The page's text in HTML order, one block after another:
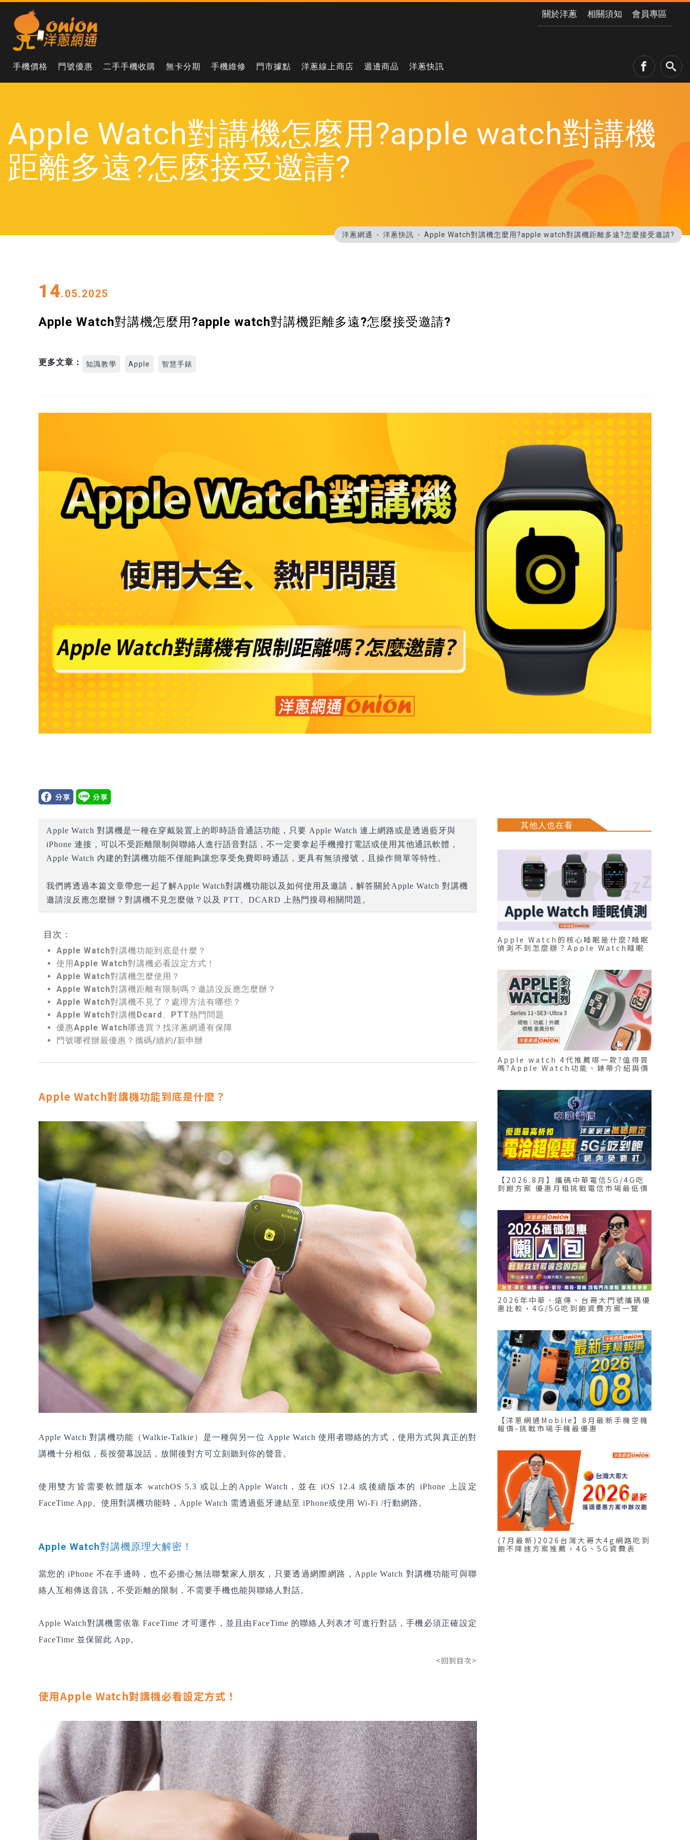
關於洋蔥 相關須知 會員專區
手機價格 門號優惠 二手手機收購 無卡分期 手機維修 門市據點 洋蔥線上商店 週邊商品 洋蔥快訊
Apple Watch對講機怎麼用?apple watch對講機
距離多遠?怎麼接受邀請?
洋蔥網通 洋蔥快訊 Apple Watch對講機怎麼用?apple watch對講機距離多遠?怎麼接受邀請?
14.05.2025
Apple Watch對講機怎麼用?apple watch對講機距離多遠?怎麼接受邀請?
更多文章： 知識教學 Apple 智慧手錶
Apple Watch 對講機是一種在穿戴裝置上的即時語音通話功能，只要 Apple Watch 連上網路或是透過藍牙與
iPhone 連接，可以不受距離限制與聯絡人進行語音對話，不一定要拿起手機撥打電話或使用其他通訊軟體，
Apple Watch 內建的對講機功能不僅能夠讓您享受免費即時通話，更具有無須撥號，且操作簡單等特性。
我們將透過本篇文章帶您一起了解Apple Watch對講機功能以及如何使用及邀請，解答關於Apple Watch 對講機
邀請沒反應怎麼辦？對講機不見怎麼做？以及 PTT、DCARD 上熱門搜尋相關問題。
目次：
Apple Watch對講機功能到底是什麼？
使用Apple Watch對講機必看設定方式！
Apple Watch對講機怎麼使用？
Apple Watch對講機距離有限制嗎？邀請沒反應怎麼辦？
Apple Watch對講機不見了？處理方法有哪些？
Apple Watch對講機Dcard、PTT熱門問題
優惠Apple Watch哪邊買？找洋蔥網通有保障
門號哪裡辦最優惠？攜碼/續約/新申辦
Apple Watch對講機功能到底是什麼？
Apple Watch 對講機功能（Walkie-Talkie）是一種與另一位 Apple Watch 使用者聯絡的方式，使用方式與真正的對
講機十分相似，長按螢幕說話，放開後對方可立刻聽到你的聲音。
使用雙方皆需要軟體版本 watchOS 5.3 或以上的Apple Watch，並在 iOS 12.4 或後續版本的 iPhone 上設定
FaceTime App。使用對講機功能時，Apple Watch 需透過藍牙連結至 iPhone或使用 Wi-Fi /行動網路。
Apple Watch對講機原理大解密！
當您的 iPhone 不在手邊時，也不必擔心無法聯繫家人朋友，只要透過網際網路，Apple Watch 對講機功能可與聯
絡人互相傳送音訊，不受距離的限制，不需要手機也能與聯絡人對話。
Apple Watch對講機需依靠 FaceTime 才可運作，並且由FaceTime 的聯絡人列表才可進行對話，手機必須正確設定
FaceTime 並保留此 App。
<回到目次>
使用Apple Watch對講機必看設定方式！
其他人也在看
Apple Watch的核心睡眠是什麼?睡眠
偵測不到怎麼辦？Apple Watch睡眠
Apple watch 4代推薦哪一款?值得買
嗎?Apple Watch功能、錶帶介紹與價
【2026.8月】攜碼中華電信5G/4G吃
到飽方案 優惠月租挑戰電信市場最低價
2026年中華、遠傳、台哥大門號攜碼優
惠比較，4G/5G吃到飽資費方案一覽
【洋蔥網通Mobile】8月最新手機空機
報價-挑戰市場手機最優惠
(7月最新)2026台灣大哥大4g網路吃到
飽不降速方案推薦，4G、5G資費表